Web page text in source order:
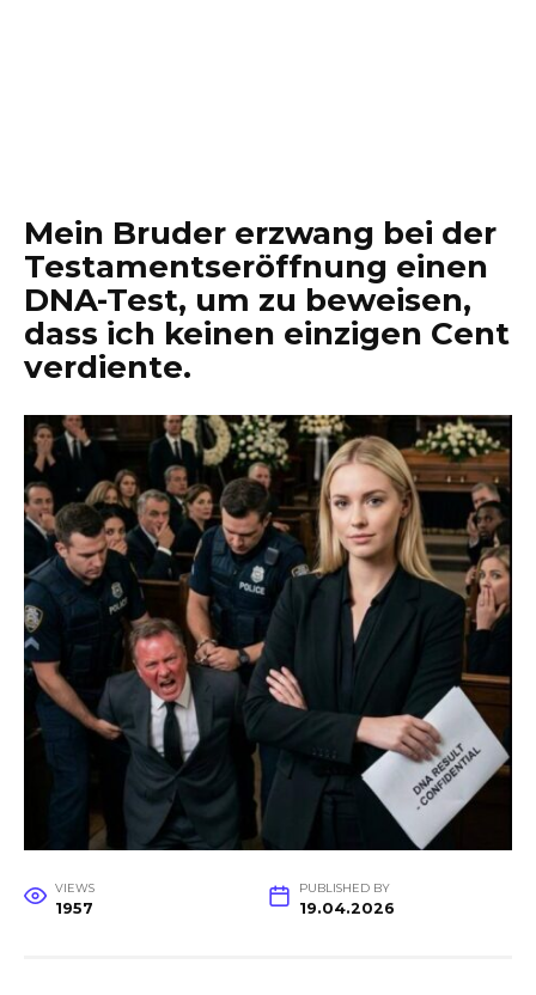
Mein Bruder erzwang bei der
Testamentseröffnung einen
DNA-Test, um zu beweisen,
dass ich keinen einzigen Cent
verdiente.
VIEWS
1957
PUBLISHED BY
19.04.2026